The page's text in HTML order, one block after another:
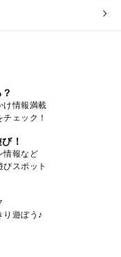
け情報満載
ェック！
！
情報など
スポット
り遊ぼう♪